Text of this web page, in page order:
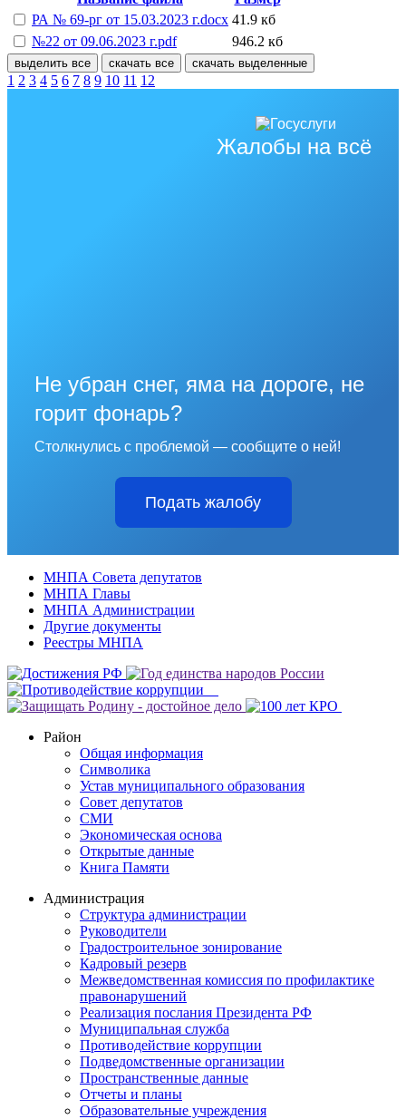
РА № 69-рг от 15.03.2023 г.docx 41.9 кб
№22 от 09.06.2023 г.pdf
946.2 кб
выделить все скачать все скачать выделенные
1 2 3 4 5 6 7 8 9 10 11 12
Жалобы на всё
Не убран снег, яма на дороге, не
горит фонарь?
Столкнулись с проблемой — сообщите о ней!
Подать жалобу
МНПА Совета депутатов
МНПА Главы
МНПА Администрации
Другие документы
Реестры МНПА
Район
Общая информация
Символика
Устав муниципального образования
Совет депутатов
СМИ
Экономическая основа
Открытые данные
Книга Памяти
Администрация
Структура администрации
Руководители
Градостроительное зонирование
Кадровый резерв
Межведомственная комиссия по профилактике
правонарушений
Реализация послания Президента РФ
Муниципальная служба
Противодействие коррупции
Подведомственные организации
Пространственные данные
Отчеты и планы
Образовательные учреждения